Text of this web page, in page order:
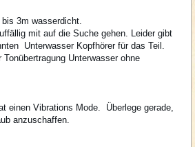
3m wasserdicht.
mit auf die Suche gehen. Leider gibt
Unterwasser Kopfhörer für das Teil.
Tonübertragung Unterwasser ohne
einen Vibrations Mode. Überlege gerade,
anzuschaffen.